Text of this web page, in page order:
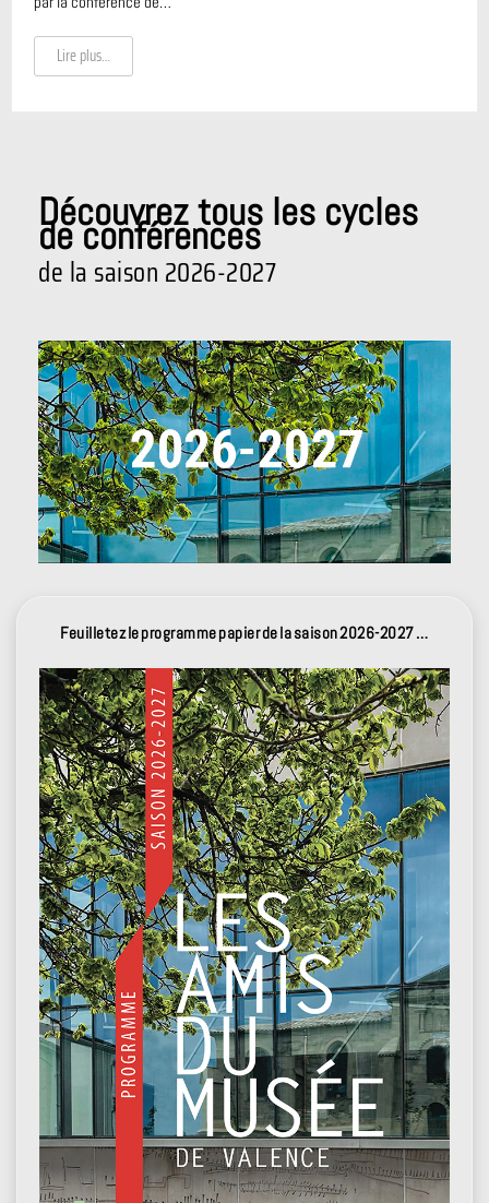
Lire plus…
Découvrez tous les cycles
de conférences
de la saison 2026-2027
Feuilletez le programme papier de la saison 2026-2027 …